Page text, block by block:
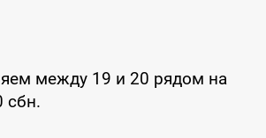
между 19 и 20 рядом на
сбн.